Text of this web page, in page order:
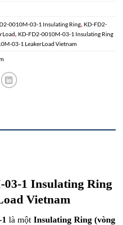
0010M-03-1 Insulating Ring, KD-FD2-
, KD-FD2-0010M-03-1 Insulating Ring
03-1 LeakerLoad Vietnam
03-1 Insulating Ring
Vietnam
là một Insulating Ring (vòng